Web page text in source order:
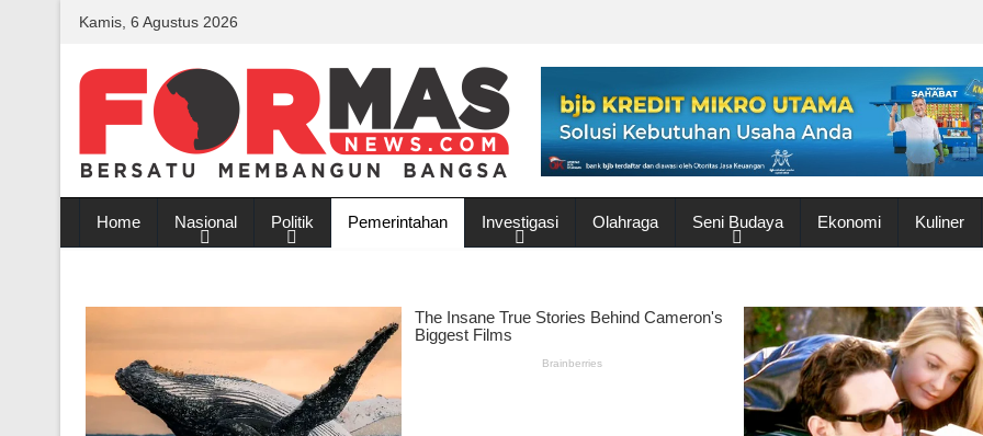
Kamis, 6 Agustus 2026
Home Nasional Politik Pemerintahan Investigasi Olahraga Seni Budaya Ekonomi Kuliner